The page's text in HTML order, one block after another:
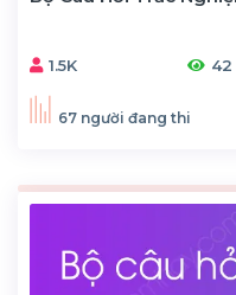
1.5K 42
67 người đang thi